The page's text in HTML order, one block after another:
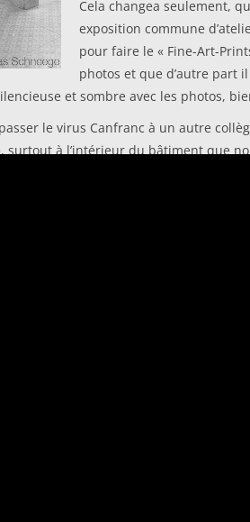
Cela changea seulement,
exposition commune
pour faire le « Fine-Art-
photos et que d’autre part
et sombre avec les photos,
le virus Canfranc à un autre
à l’intérieur du bâtiment que